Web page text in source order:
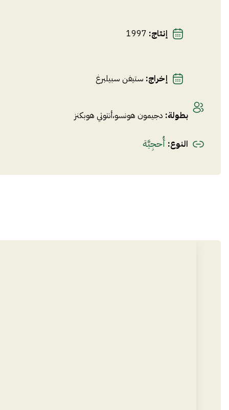
إنتاج:
1997
إخراج: ستيفن سبيلبرغ
بطولة: دجيمون هونسو،أنتوتي هوبكنز
النوع: أُحجِيَّة